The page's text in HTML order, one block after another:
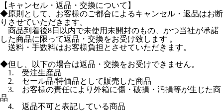
【キャンセル・返品・交換について】
◆原則として、お客様のご都合によるキャンセル・返品はお断
りさせていただきます。
商品到着後8日以内で未使用未開封のもの、かつ当社が承諾
した商品に限って返品・交換をお受け致します 。
送料・手数料はお客様負担とさせていただきます。
◆但し、以下の場合は返品・交換をお受けできません。
1. 受注生産品
2. セール品/特価品として販売した商品
3. お客様の責任により外箱に傷・破損・汚損等が生じた商
品
4. 返品不可と表記している商品